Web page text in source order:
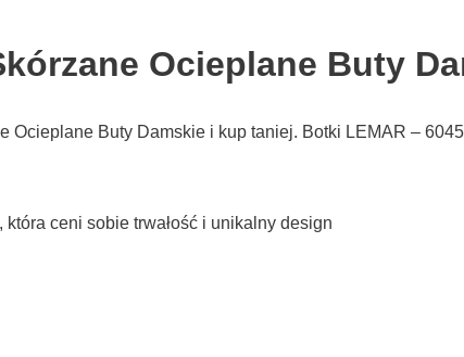
Ocieplane Buty
Ocieplane Buty Damskie i kup taniej. Botki LEMAR –
ceni sobie trwałość i unikalny design